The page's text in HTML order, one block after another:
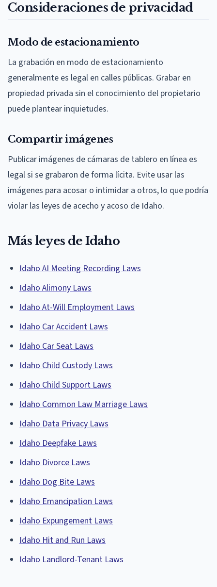
Consideraciones de privacidad
Modo de estacionamiento
La grabación en modo de estacionamiento
generalmente es legal en calles públicas. Grabar en
propiedad privada sin el conocimiento del propietario
puede plantear inquietudes.
Compartir imágenes
Publicar imágenes de cámaras de tablero en línea es
legal si se grabaron de forma lícita. Evite usar las
imágenes para acosar o intimidar a otros, lo que podría
violar las leyes de acecho y acoso de Idaho.
Más leyes de Idaho
Idaho AI Meeting Recording Laws
Idaho Alimony Laws
Idaho At-Will Employment Laws
Idaho Car Accident Laws
Idaho Car Seat Laws
Idaho Child Custody Laws
Idaho Child Support Laws
Idaho Common Law Marriage Laws
Idaho Data Privacy Laws
Idaho Deepfake Laws
Idaho Divorce Laws
Idaho Dog Bite Laws
Idaho Emancipation Laws
Idaho Expungement Laws
Idaho Hit and Run Laws
Idaho Landlord-Tenant Laws